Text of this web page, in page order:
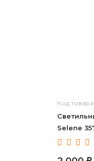
Код товара:
Selene